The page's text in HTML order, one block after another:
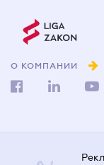
О КОМПАНИИ